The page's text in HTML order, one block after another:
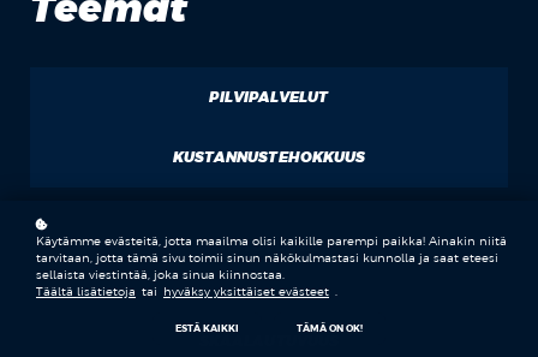
PILVIPALVELUT
KUSTANNUSTEHOKKUUS
TIETOTURVA
Käytämme evästeitä, jotta maailma olisi kaikille parempi paikka! Ainakin niitä
tarvitaan, jotta tämä sivu toimii sinun näkökulmastasi kunnolla ja saat eteesi
sellaista viestintää, joka sinua kiinnostaa.
Täältä lisätietoja tai hyväksy yksittäiset evästeet
ESTÄ KAIKKI TÄMÄ ON OK!